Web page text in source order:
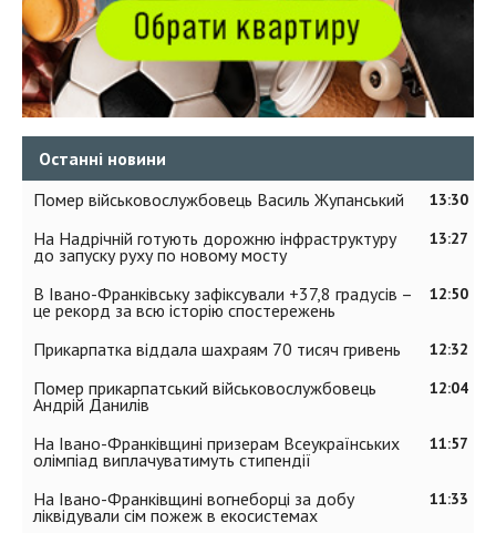
Останні новини
13:30
Помер військовослужбовець Василь Жупанський
13:27
На Надрічній готують дорожню інфраструктуру
до запуску руху по новому мосту
12:50
В Івано-Франківську зафіксували +37,8 градусів –
це рекорд за всю історію спостережень
12:32
Прикарпатка віддала шахраям 70 тисяч гривень
12:04
Помер прикарпатський військовослужбовець
Андрій Данилів
11:57
На Івано-Франківщині призерам Всеукраїнських
олімпіад виплачуватимуть стипендії
11:33
На Івано-Франківщині вогнеборці за добу
ліквідували сім пожеж в екосистемах